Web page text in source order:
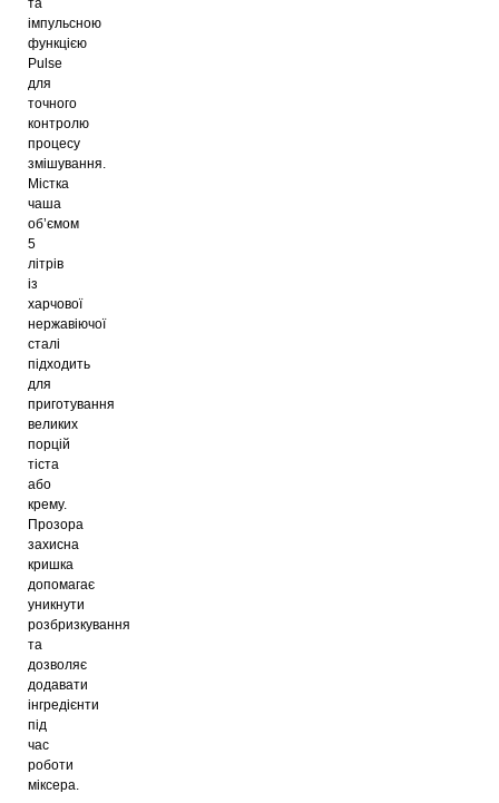
імпульсною
функцією
Pulse
для
точного
контролю
процесу
змішування.
Містка
чаша
об’ємом
5
літрів
із
харчової
нержавіючої
сталі
підходить
для
приготування
великих
порцій
тіста
або
крему.
Прозора
захисна
кришка
допомагає
уникнути
розбризкування
та
дозволяє
додавати
інгредієнти
під
час
роботи
міксера.